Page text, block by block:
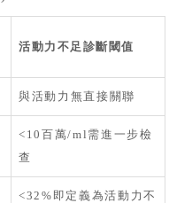
活動力不足診斷閾值
與活動力無直接關聯
<10百萬/ml需進一步檢
查
<32%即定義為活動力不